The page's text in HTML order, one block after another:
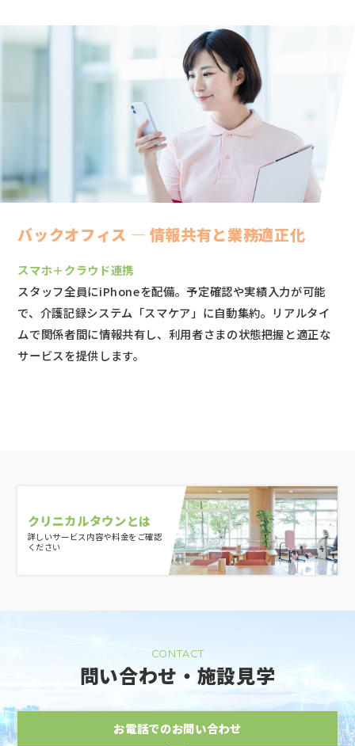
バックオフィス ― 情報共有と業務適正化
スマホ＋クラウド連携
スタッフ全員にiPhoneを配備。予定確認や実績入力が可能
で、介護記録システム「スマケア」に自動集約。リアルタイ
ムで関係者間に情報共有し、利用者さまの状態把握と適正な
サービスを提供します。
クリニカルタウンとは
詳しいサービス内容や料金をご確認
ください
CONTACT
問い合わせ・施設見学
お電話でのお問い合わせ